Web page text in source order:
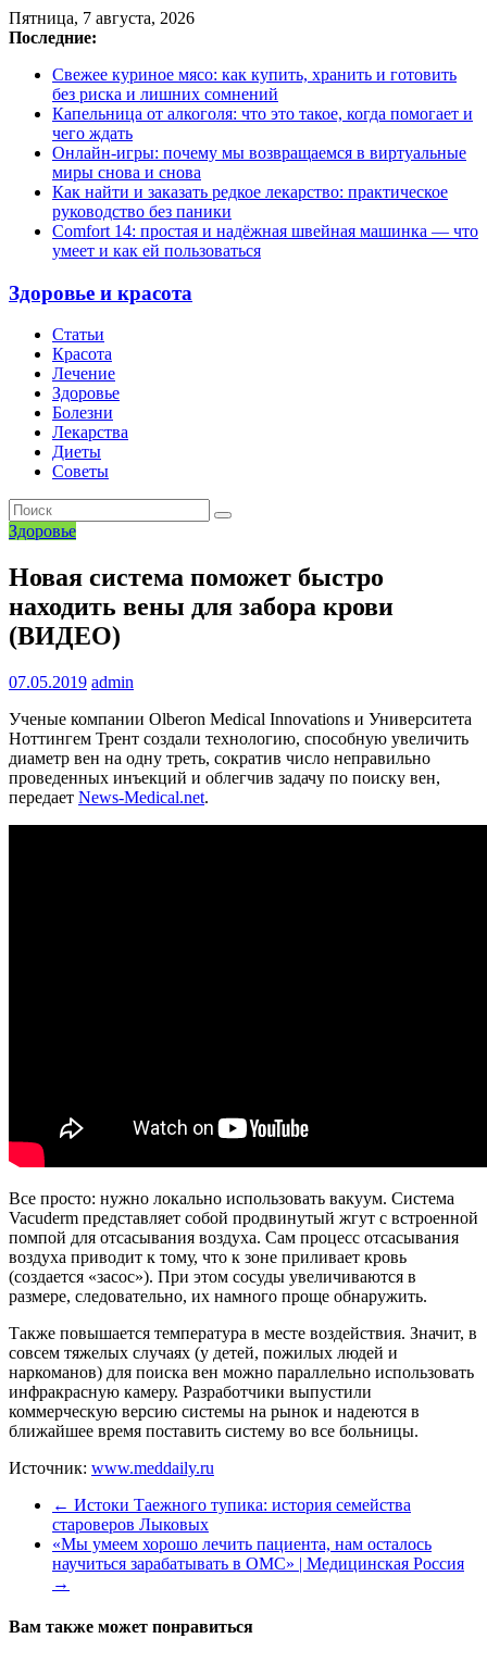
Пятница, 7 августа, 2026
Последние:
Свежее куриное мясо: как купить, хранить и готовить
без риска и лишних сомнений
Капельница от алкоголя: что это такое, когда помогает и
чего ждать
Онлайн-игры: почему мы возвращаемся в виртуальные
миры снова и снова
Как найти и заказать редкое лекарство: практическое
руководство без паники
Comfort 14: простая и надёжная швейная машинка — что
умеет и как ей пользоваться
Здоровье и красота
Статьи
Красота
Лечение
Здоровье
Болезни
Лекарства
Диеты
Советы
Здоровье
Новая система поможет быстро
находить вены для забора крови
(ВИДЕО)
07.05.2019 admin
Ученые компании Olberon Medical Innovations и Университета
Ноттингем Трент создали технологию, способную увеличить
диаметр вен на одну треть, сократив число неправильно
проведенных инъекций и облегчив задачу по поиску вен,
передает News-Medical.net.
Все просто: нужно локально использовать вакуум. Система
Vacuderm представляет собой продвинутый жгут с встроенной
помпой для отсасывания воздуха. Сам процесс отсасывания
воздуха приводит к тому, что к зоне приливает кровь
(создается «засос»). При этом сосуды увеличиваются в
размере, следовательно, их намного проще обнаружить.
Также повышается температура в месте воздействия. Значит, в
совсем тяжелых случаях (у детей, пожилых людей и
наркоманов) для поиска вен можно параллельно использовать
инфракрасную камеру. Разработчики выпустили
коммерческую версию системы на рынок и надеются в
ближайшее время поставить систему во все больницы.
Источник: www.meddaily.ru
← Истоки Таежного тупика: история семейства
староверов Лыковых
«Мы умеем хорошо лечить пациента, нам осталось
научиться зарабатывать в ОМС» | Медицинская Россия
→
Вам также может понравиться